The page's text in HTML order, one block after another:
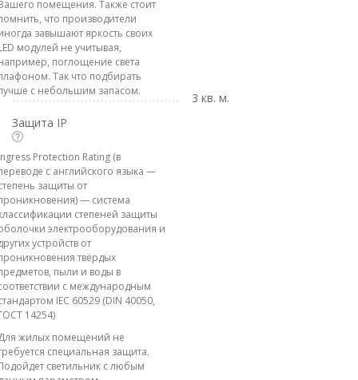
помещения. Также стоит
что производители
завышают яркость своих
модулей не учитывая,
поглощение света
Так что подбирать
с небольшим запасом.
3 кв. м.
Защита IP
Protection Rating (в
с английского языка —
защиты от
— система
степеней защиты
электрооборудования и
устройств от
твёрдых
пыли и воды в
с международным
IEC 60529 (DIN 40050,
14254)
жилых помещений не
специальная защита.
светильник с любым